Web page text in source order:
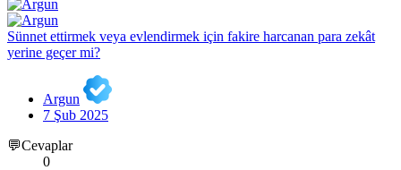
Sünnet ettirmek veya evlendirmek için fakire harcanan para zekât
yerine geçer mi?
Argun
7 Şub 2025
💬Cevaplar
0